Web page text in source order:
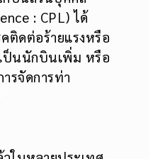
กบินส่วนบุคคล
: CPL) ได้
ดต่อร้ายแรงหรือ
ป็นนักบินเพิ่ม หรือ
จัดการท่า